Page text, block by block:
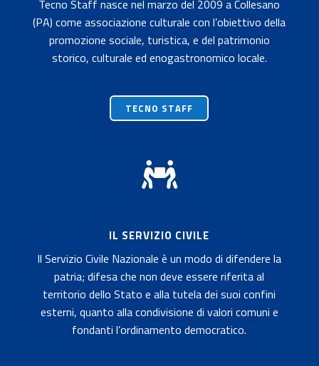
Tecno Staff nasce nel marzo del 2009 a Collesano
(PA) come associazione culturale con l’obiettivo della
promozione sociale, turistica, e del patrimonio
storico, culturale ed enogastronomico locale.
TECNO STAFF

IL SERVIZIO CIVILE
Il Servizio Civile Nazionale è un modo di difendere la
patria; difesa che non deve essere riferita al
territorio dello Stato e alla tutela dei suoi confini
esterni, quanto alla condivisione di valori comuni e
fondanti l’ordinamento democratico.